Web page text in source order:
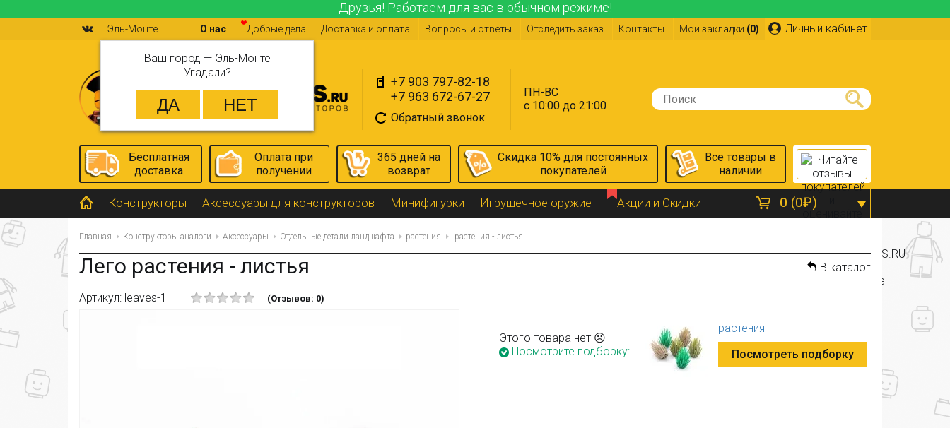
Друзья! Работаем для вас в обычном режиме!
Эль-Монте
Ваш город — Эль-Монте
Угадали?
Личный кабинет
О нас Добрые дела Доставка и оплата Вопросы и ответы Отследить заказ Контакты Мои закладки (0)
+7 903 797-82-18
+7 963 672-67-27
Обратный звонок
ПН-ВС
с 10:00 до 21:00
0 (0₽)
Бесплатная
доставка
Оплата при
получении
365 дней на
возврат
Скидка 10% для постоянных
покупателей
Все товары в
наличии
Конструкторы Аксессуары для конструкторов Минифигурки Игрушечное оружие Акции и Скидки
Главная Конструкторы аналоги Аксессуары Отдельные детали ландшафта растения растения - листья
Лего растения - листья В каталог
Артикул: leaves-1 (Отзывов: 0)
Этого товара нет ☹
Посмотрите подборку:
растения
Посмотреть подборку